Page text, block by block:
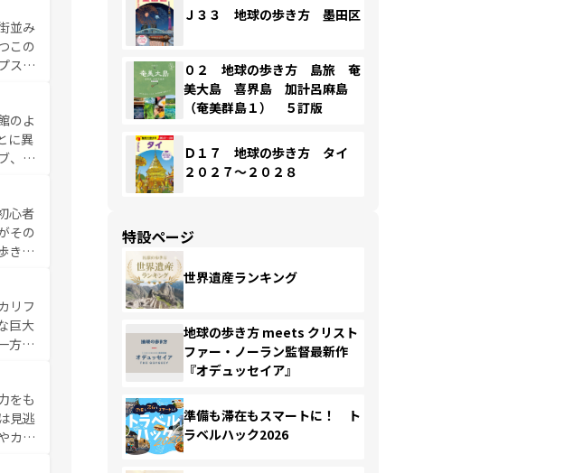
高
てお
運ぶ
ツ
並み
この
スの
のよ
に異
、サ
心者
その
きも
リフ
巨大
方、
化
史を
沢な
をも
見逃
カウ
Ｊ３３ 地球の歩き方 墨田区
０２ 地球の歩き方 島旅 奄
美大島 喜界島 加計呂麻島
（奄美群島１） ５訂版
Ｄ１７ 地球の歩き方 タイ
２０２７～２０２８
特設ページ
世界遺産ランキング
地球の歩き方 meets クリスト
ファー・ノーラン監督最新作
『オデュッセイア』
準備も滞在もスマートに！ ト
ラベルハック2026